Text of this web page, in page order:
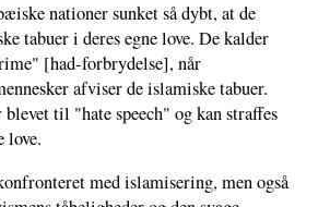
nationer sunket så dybt, at de
tabuer i deres egne love. De kalder
[had-forbrydelse], når
afviser de islamiske tabuer.
til "hate speech" og kan straffes
love.
med islamisering, men også